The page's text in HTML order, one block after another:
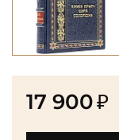
17 900₽